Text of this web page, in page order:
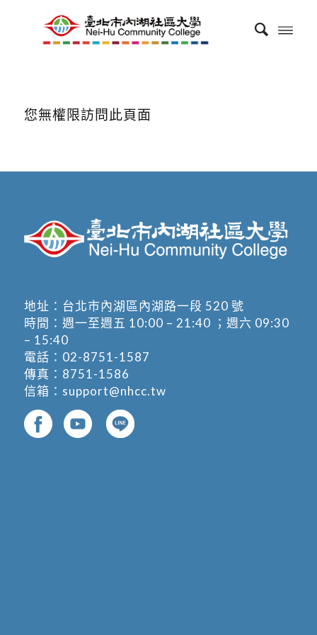
您無權限訪問此頁面
地址： 台北市內湖區內湖路一段 520 號
時間：週一至週五 10:00 – 21:40 ；週六 09:30
– 15:40
電話： 02-8751-1587
傳真：8751-1586
信箱： support@nhcc.tw